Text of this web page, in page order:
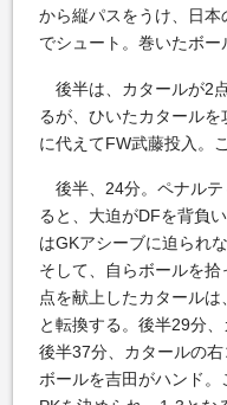
から縦パスをうけ、日
でシュート。巻いたボー
後半は、カタールが2
るが、ひいたカタール
に代えてFW武藤投入。
後半、24分。ペナルテ
ると、大迫がDFを背負
はGKアシーブに迫られ
そして、自らボールを
点を献上したカタール
と転換する。後半29分
後半37分、カタールの
ボールを吉田がハンド。